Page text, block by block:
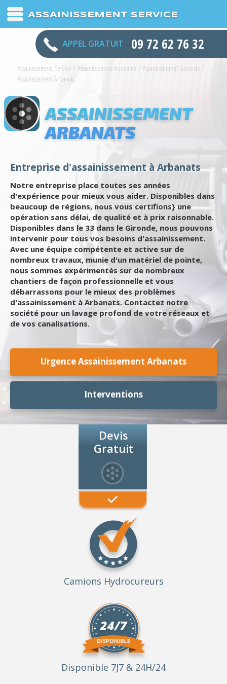
ASSAINISSEMENT SERVICE
APPEL GRATUIT 09 72 62 76 32
Assainissement Service / Assainissement Aquitaine / Assainissement Gironde /
Assainissement Arbanats
ASSAINISSEMENT
ARBANATS
Entreprise d'assainissement à Arbanats
Notre entreprise place toutes ses années
d'expérience pour mieux vous aider. Disponibles dans
beaucoup de régions, nous vous certifions} une
opération sans délai, de qualité et à prix raisonnable.
Disponibles dans le 33 dans le Gironde, nous pouvons
intervenir pour tous vos besoins d'assainissement.
Avec une équipe compétente et active sur de
nombreux travaux, munie d'un matériel de pointe,
nous sommes expérimentés sur de nombreux
chantiers de façon professionnelle et vous
débarrassons pour le mieux des problèmes
d'assainissement à Arbanats. Contactez notre
société pour un lavage profond de votre réseaux et
de vos canalisations.
Urgence Assainissement Arbanats
Interventions
Devis
Gratuit
Camions Hydrocureurs
Disponible 7J7 & 24H/24